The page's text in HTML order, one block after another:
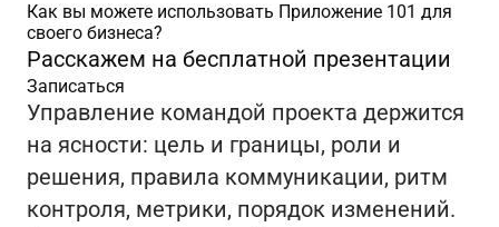
Как вы можете использовать Приложение 101 для
своего бизнеса?
Расскажем на бесплатной презентации
Записаться
Управление командой проекта держится
на ясности: цель и границы, роли и
решения, правила коммуникации, ритм
контроля, метрики, порядок изменений.